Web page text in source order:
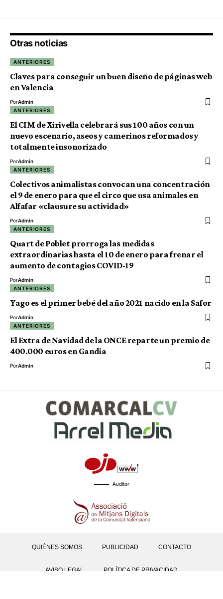
Otras noticias
ANTERIORES
Claves para conseguir un buen diseño de páginas web
en Valencia
PorAdmin
ANTERIORES
El CIM de Xirivella celebrará sus 100 años con un
nuevo escenario, aseos y camerinos reformados y
totalmente insonorizado
PorAdmin
ANTERIORES
Colectivos animalistas convocan una concentración
el 9 de enero para que el circo que usa animales en
Alfafar «clausure su actividad»
PorAdmin
ANTERIORES
Quart de Poblet prorroga las medidas
extraordinarias hasta el 10 de enero para frenar el
aumento de contagios COVID-19
PorAdmin
ANTERIORES
Yago es el primer bebé del año 2021 nacido en la Safor
PorAdmin
ANTERIORES
El Extra de Navidad de la ONCE reparte un premio de
400.000 euros en Gandia
PorAdmin
Auditor
QUIÉNES SOMOS PUBLICIDAD CONTACTO
AVISO LEGAL POLÍTICA DE PRIVACIDAD